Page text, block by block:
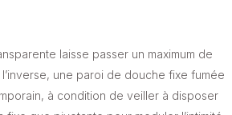
laisse passer un maximum de
une paroi de douche fixe fumée
à condition de veiller à disposer